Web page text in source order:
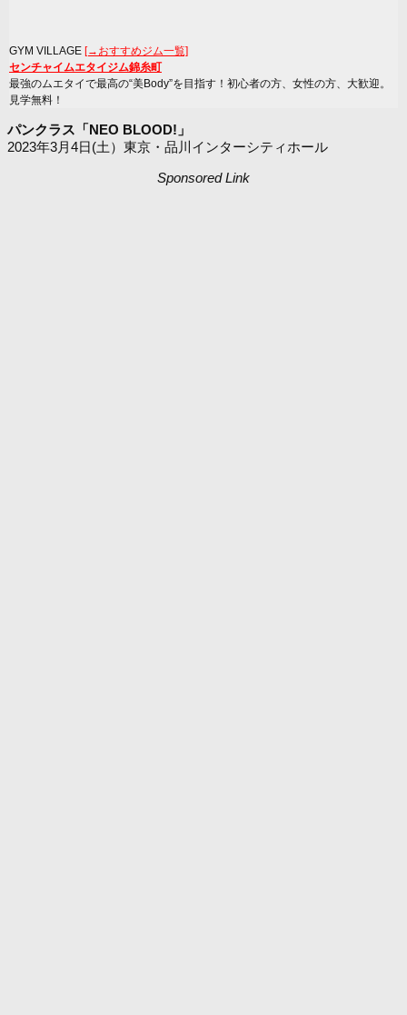
GYM VILLAGE [→おすすめジム一覧]
センチャイムエタイジム錦糸町
最強のムエタイで最高の“美Body”を目指す！初心者の方、女性の方、大歓迎。
見学無料！
パンクラス「NEO BLOOD!」
2023年3月4日(土）東京・品川インターシティホール
Sponsored Link